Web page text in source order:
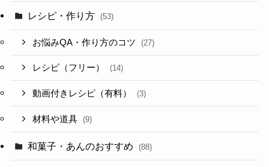
レシピ・作り方 (53)
お悩みQA・作り方のコツ (27)
レシピ（フリー） (14)
動画付きレシピ（有料） (3)
材料や道具 (9)
和菓子・あんのおすすめ (88)